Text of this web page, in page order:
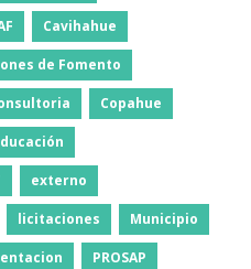
Cavihahue
de Fomento
Copahue
externo
licitaciones Municipio
PROSAP